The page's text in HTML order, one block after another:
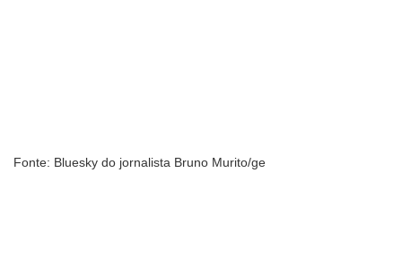
Fonte: Bluesky do jornalista Bruno Murito/ge